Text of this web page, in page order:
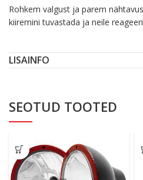
Rohkem valgust ja parem
kiiremini tuvastada ja neile
LISAINFO
SEOTUD TOOTED